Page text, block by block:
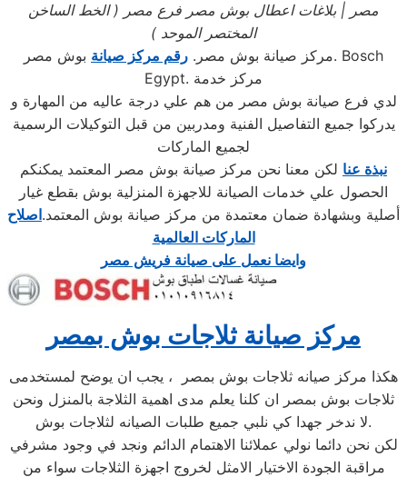
مصر | بلاغات اعطال بوش مصر فرع مصر ( الخط الساخن
المختصر الموحد )
مركز صيانة بوش مصر. رقم مركز صيانة بوش مصر. Bosch
Egypt. مركز خدمة
لدي فرع صيانة بوش مصر من هم علي درجة عاليه من المهارة و
يدركوا جميع التفاصيل الفنية ومدربين من قبل التوكيلات الرسمية
لجميع الماركات
نبذة عنا لكن معنا نحن مركز صيانة بوش مصر المعتمد يمكنكم
الحصول علي خدمات الصيانة للاجهزة المنزلية بوش بقطع غيار
أصلية وبشهادة ضمان معتمدة من مركز صيانة بوش المعتمد.اصلاح
الماركات العالمية
وايضا نعمل على صيانة فريش مصر
مركز صيانة ثلاجات بوش بمصر
هكذا مركز صيانه ثلاجات بوش بمصر ، يجب ان يوضح لمستخدمى
ثلاجات بوش بمصر ان كلنا يعلم مدى اهمية الثلاجة بالمنزل ونحن
لا ندخر جهدا كي نلبي جميع طلبات الصيانه لثلاجات بوش.
لكن نحن دائما نولي عملائنا الاهتمام الدائم ونجد في وجود مشرفي
مراقبة الجودة الاختيار الامثل لخروج اجهزة الثلاجات سواء من